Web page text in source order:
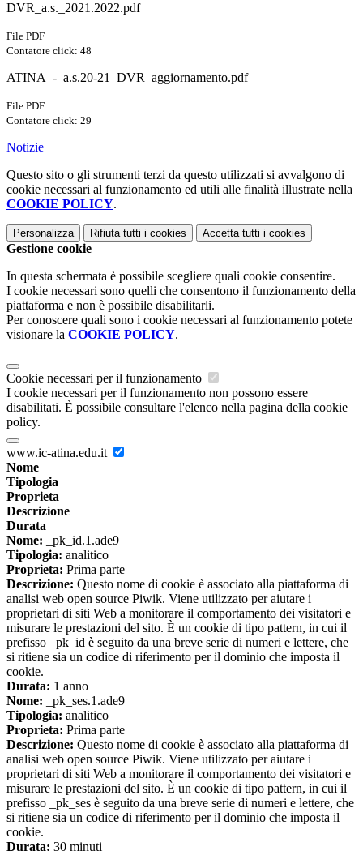
DVR_a.s._2021.2022.pdf
File PDF
Contatore click: 48
ATINA_-_a.s.20-21_DVR_aggiornamento.pdf
File PDF
Contatore click: 29
Notizie
Questo sito o gli strumenti terzi da questo utilizzati si avvalgono di
cookie necessari al funzionamento ed utili alle finalità illustrate nella
COOKIE POLICY.
Personalizza Rifiuta tutti i cookies Accetta tutti i cookies
Gestione cookie
In questa schermata è possibile scegliere quali cookie consentire.
I cookie necessari sono quelli che consentono il funzionamento della
piattaforma e non è possibile disabilitarli.
Per conoscere quali sono i cookie necessari al funzionamento potete
visionare la COOKIE POLICY.
Cookie necessari per il funzionamento
I cookie necessari per il funzionamento non possono essere
disabilitati. È possibile consultare l'elenco nella pagina della cookie
policy.
www.ic-atina.edu.it
Nome
Tipologia
Proprieta
Descrizione
Durata
Nome: _pk_id.1.ade9
Tipologia: analitico
Proprieta: Prima parte
Descrizione: Questo nome di cookie è associato alla piattaforma di
analisi web open source Piwik. Viene utilizzato per aiutare i
proprietari di siti Web a monitorare il comportamento dei visitatori e
misurare le prestazioni del sito. È un cookie di tipo pattern, in cui il
prefisso _pk_id è seguito da una breve serie di numeri e lettere, che
si ritiene sia un codice di riferimento per il dominio che imposta il
cookie.
Durata: 1 anno
Nome: _pk_ses.1.ade9
Tipologia: analitico
Proprieta: Prima parte
Descrizione: Questo nome di cookie è associato alla piattaforma di
analisi web open source Piwik. Viene utilizzato per aiutare i
proprietari di siti Web a monitorare il comportamento dei visitatori e
misurare le prestazioni del sito. È un cookie di tipo pattern, in cui il
prefisso _pk_ses è seguito da una breve serie di numeri e lettere, che
si ritiene sia un codice di riferimento per il dominio che imposta il
cookie.
Durata: 30 minuti